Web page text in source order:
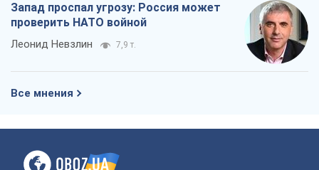
Запад проспал угрозу: Россия может
проверить НАТО войной
Леонид Невзлин 7,9 т.
Все мнения